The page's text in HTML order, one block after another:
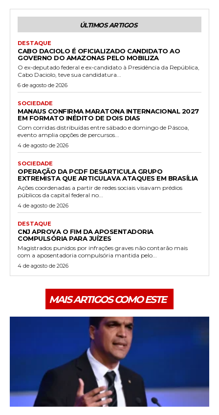
ÚLTIMOS ARTIGOS
DESTAQUE
CABO DACIOLO É OFICIALIZADO CANDIDATO AO
GOVERNO DO AMAZONAS PELO MOBILIZA
O ex-deputado federal e ex-candidato à Presidência da República,
Cabo Daciolo, teve sua candidatura...
6 de agosto de 2026
SOCIEDADE
MANAUS CONFIRMA MARATONA INTERNACIONAL 2027
EM FORMATO INÉDITO DE DOIS DIAS
Com corridas distribuídas entre sábado e domingo de Páscoa,
evento amplia opções de percursos...
4 de agosto de 2026
SOCIEDADE
OPERAÇÃO DA PCDF DESARTICULA GRUPO
EXTREMISTA QUE ARTICULAVA ATAQUES EM BRASÍLIA
Ações coordenadas a partir de redes sociais visavam prédios
públicos da capital federal no...
4 de agosto de 2026
DESTAQUE
CNJ APROVA O FIM DA APOSENTADORIA
COMPULSÓRIA PARA JUÍZES
Magistrados punidos por infrações graves não contarão mais
com a aposentadoria compulsória mantida pelo...
4 de agosto de 2026
MAIS ARTIGOS COMO ESTE